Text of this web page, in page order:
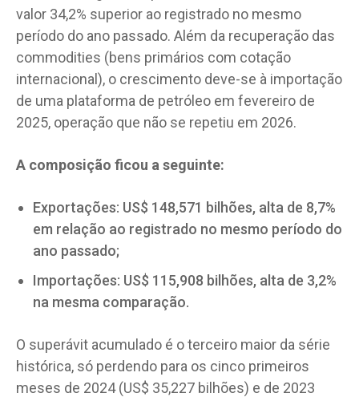
valor 34,2% superior ao registrado no mesmo
período do ano passado. Além da recuperação das
commodities (bens primários com cotação
internacional), o crescimento deve-se à importação
de uma plataforma de petróleo em fevereiro de
2025, operação que não se repetiu em 2026.
A composição ficou a seguinte:
Exportações: US$ 148,571 bilhões, alta de 8,7%
em relação ao registrado no mesmo período do
ano passado;
Importações: US$ 115,908 bilhões, alta de 3,2%
na mesma comparação.
O superávit acumulado é o terceiro maior da série
histórica, só perdendo para os cinco primeiros
meses de 2024 (US$ 35,227 bilhões) e de 2023